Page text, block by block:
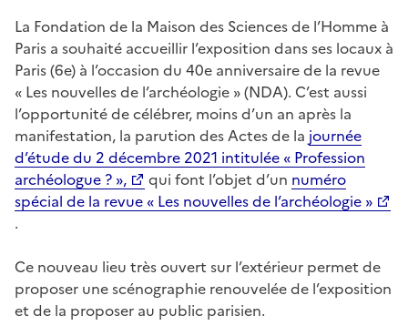
La Fondation de la Maison des Sciences de l’Homme à
Paris a souhaité accueillir l’exposition dans ses locaux à
Paris (6e) à l’occasion du 40e anniversaire de la revue
« Les nouvelles de l’archéologie » (NDA). C’est aussi
l’opportunité de célébrer, moins d’un an après la
manifestation, la parution des Actes de la journée
d’étude du 2 décembre 2021 intitulée « Profession
archéologue ? »,
qui font l’objet d’un numéro
spécial de la revue « Les nouvelles de l’archéologie »
.
Ce nouveau lieu très ouvert sur l’extérieur permet de
proposer une scénographie renouvelée de l’exposition
et de la proposer au public parisien.